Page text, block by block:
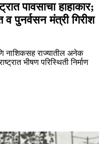
पावसाचा हाहाकार;
पुनर्वसन मंत्री गिरीश
नाशिकसह राज्यातील अनेक
भीषण परिस्थिती निर्माण